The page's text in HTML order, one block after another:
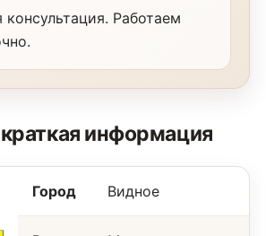
консультация. Работаем
информация
Город Видное